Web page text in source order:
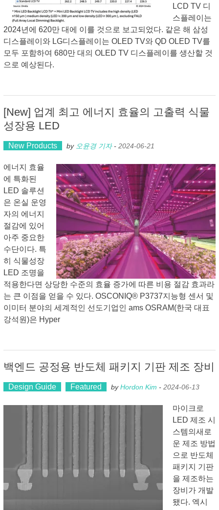
LCD TV 디
스플레이는
2024년에 620만 대에 이를 것으로 보고되었다. 같은 해 삼성
디스플레이와 LG디스플레이는 OLED TV와 QD OLED TV를
모두 포함하여 680만 대의 OLED TV 디스플레이를 생산할 것
으로 예상된다.
[New] 업계 최고 에너지 효율의 고출력 식물
성장용 LED
New Products by 오윤경 기자- 2024-06-21
에너지 효율
에 특화된
LED 솔루션
은 온실 운영
자의 에너지
절감에 있어
아주 중요한
수단이다. 특
히 식물성장
LED 조명을
적용한다면 상당한 수준의 효율 증가에 따른 비용 절감 효과라
는 큰 이점을 얻을 수 있다. OSCONIQ® P3737지능형 센서 및
이미터 분야의 세계적인 선도기업인 ams OSRAM(한국 대표
강석원)은 Hyper
백엔드 공정용 반도체 패키지 기판 제조 장비
Design Guide Featured byHordon Kim - 2024-06-13
마이크로
LED 제조 시
스템의새로
운 제조 방법
으로 반도체
패키지 기판
을 제조하는
장비가 개발
됐다. 엑시